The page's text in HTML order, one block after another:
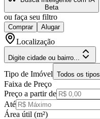
Beta
ou faça seu filtro
Comprar Alugar
Localização
Digite cidade ou bairro...
Tipo de Imóvel Todos os tipos
Faixa de Preço
Preço a partir de
Até
Área útil (m²)